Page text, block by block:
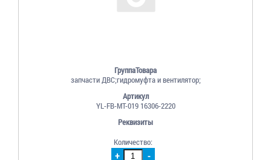
ГруппаТовара
запчасти ДВС;гидромуфта и вентилятор;
Артикул
YL-FB-MT-019 16306-2220
Реквизиты
+ -
Количество: